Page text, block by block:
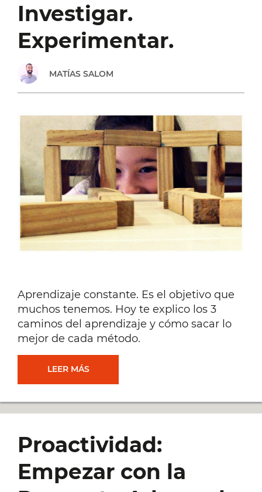
Investigar.
Experimentar.
MATÍAS SALOM
Aprendizaje constante. Es el objetivo que
muchos tenemos. Hoy te explico los 3
caminos del aprendizaje y cómo sacar lo
mejor de cada método.
LEER MÁSAPRENDIZAJE
LA
Proactividad:
Empezar con la